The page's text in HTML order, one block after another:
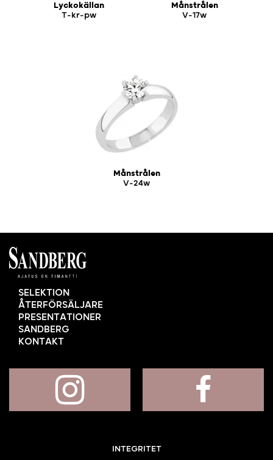
Lyckokällan
T-kr-pw
Månstrålen
V-17w
Månstrålen
V-24w
SELEKTION
ÅTERFÖRSÄLJARE
PRESENTATIONER
SANDBERG
KONTAKT
INTEGRITET